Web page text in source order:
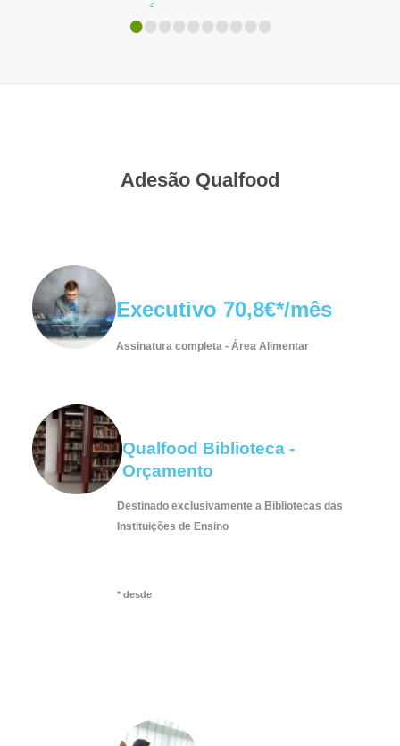
é...
••••••••••
Adesão Qualfood
Executivo 70,8€*/mês
Assinatura completa - Área Alimentar
Qualfood Biblioteca -
Orçamento
Destinadoexclusivamente a Bibliotecas das
Instituições de Ensino
* desde